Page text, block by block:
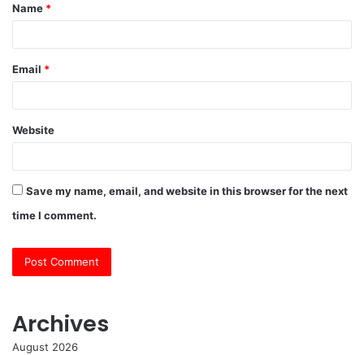
*
Name *
Email *
Website
Save my name, email, and website in this browser for the next
time I comment.
Archives
August 2026